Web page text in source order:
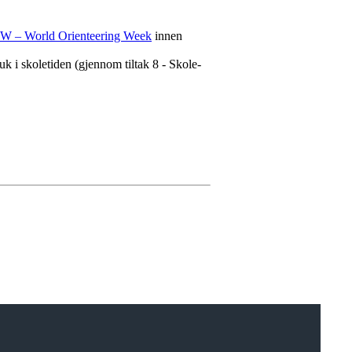
– World Orienteering Week innen
i skoletiden (gjennom tiltak 8 - Skole-